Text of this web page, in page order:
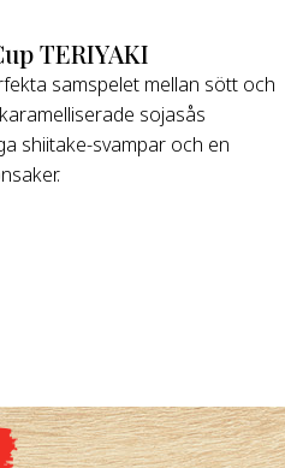
TERIYAKI
samspelet mellan sött och
sojasås
shiitake-svampar och en